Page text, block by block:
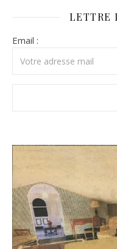
LETTRE
Email :